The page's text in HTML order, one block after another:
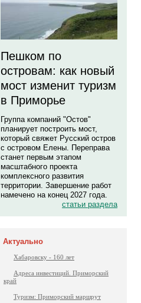
Пешком по
островам: как новый
мост изменит туризм
в Приморье
Группа компаний "Остов"
планирует построить мост,
который свяжет Русский остров
с островом Елены. Переправа
станет первым этапом
масштабного проекта
комплексного развития
территории. Завершение работ
намечено на конец 2027 года.
статьи раздела
Актуально
Хабаровску - 160 лет
Адреса инвестиций. Приморский
край
Туризм: Приморский маршрут